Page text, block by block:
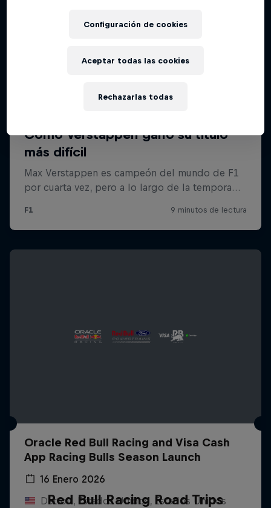
Oracle Red Bull Racing and Visa Cash
App Racing Bulls Season Launch
16 Enero 2026
Detroit, Estados Unidos, Estados Unidos
Red Bull Racing Road Trips
Configuración de cookies
Rechazarlas todas
Aceptar todas las cookies